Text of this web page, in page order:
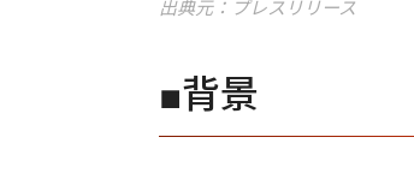
出典元：プレスリリース
■背景